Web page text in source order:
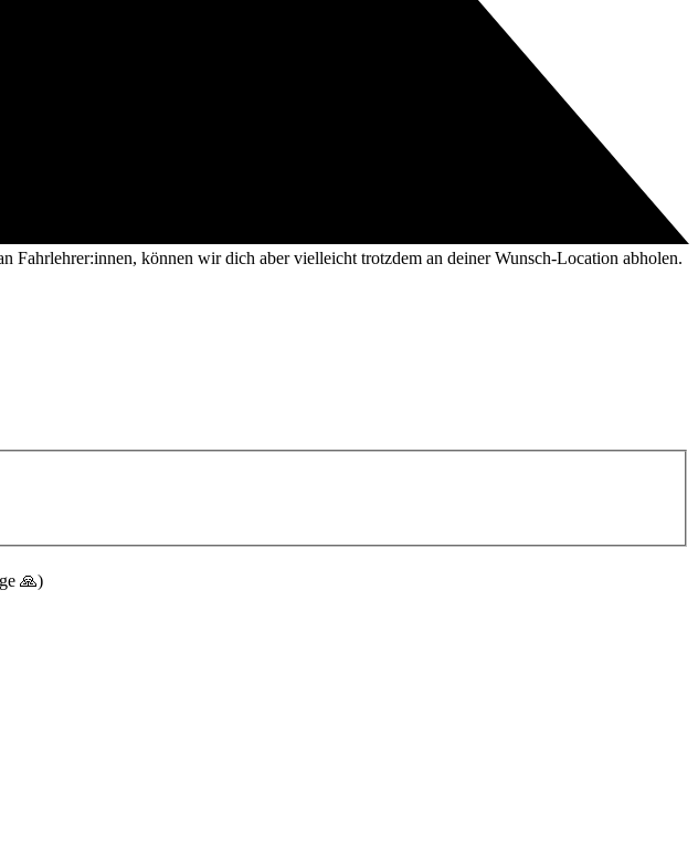
können wir dich aber vielleicht trotzdem an deiner Wunsch-Location abholen.
🙏)